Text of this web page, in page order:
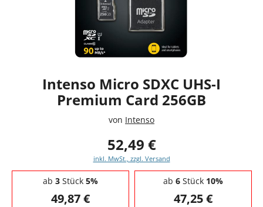
Intenso Micro SDXC UHS-I
Premium Card 256GB
von Intenso
52,49 €
inkl. MwSt., zzgl. Versand
Staffelpreise - Mengenrabatt
ab 3Stück 5%
49,87 €
ab 6Stück 10%
47,25 €